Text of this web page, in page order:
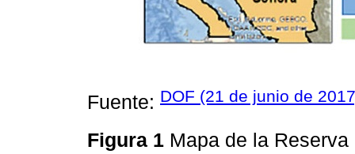
Fuente: DOF (21 de junio de
Figura 1 Mapa de la